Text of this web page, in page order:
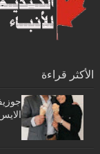
الأكثر قراءة